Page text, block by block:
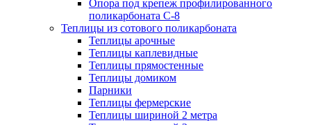
Опора под крепеж профилированного
поликарбоната С-8
Теплицы из сотового поликарбоната
Теплицы арочные
Теплицы каплевидные
Теплицы прямостенные
Теплицы домиком
Парники
Теплицы фермерские
Теплицы шириной 2 метра